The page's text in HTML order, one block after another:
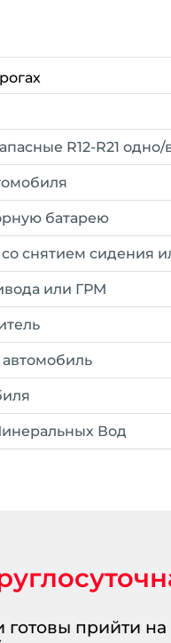
R12-R21 одно/
батарею
снятием сидения
или ГРМ
Вод
прийти